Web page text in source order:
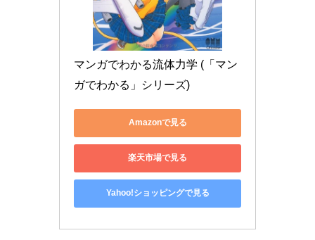
マンガでわかる流体力学 (「マン
ガでわかる」シリーズ)
Amazonで見る
楽天市場で見る
Yahoo!ショッピングで見る